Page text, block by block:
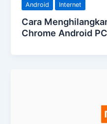
Android Internet
Cara
Chrome Android PC